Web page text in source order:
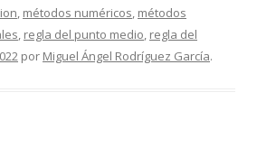
, métodos numéricos, métodos
, regla del punto medio, regla del
por Miguel Ángel Rodríguez García.